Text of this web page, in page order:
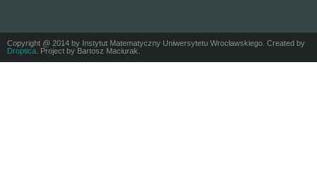
Copyright @ 2014 by Instytut Matematyczny Uniwersytetu Wrocławskiego. Created by
Droptica . Project by Bartosz Maciurak.